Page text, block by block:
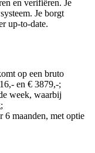
en verifiëren. Je
Je borgt
up-to-date.
op een bruto
en € 3879,-;
week, waarbij
6 maanden, met optie